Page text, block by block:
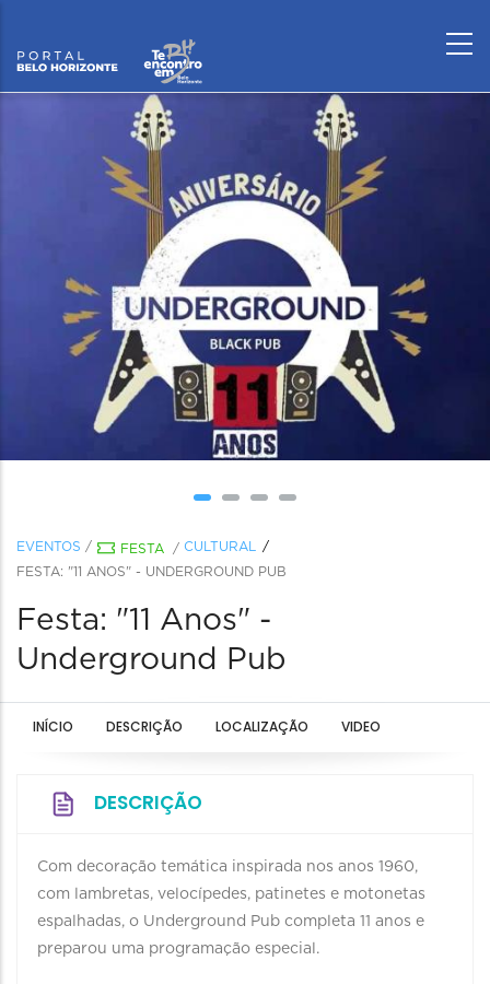
EVENTOS / FESTA / CULTURAL
FESTA: "11 ANOS" - UNDERGROUND PUB
Festa: "11 Anos" -
Underground Pub
INÍCIO DESCRIÇÃO LOCALIZAÇÃO VIDEO
DESCRIÇÃO
Com decoração temática inspirada nos anos 1960,
com lambretas, velocípedes, patinetes e motonetas
espalhadas, o Underground Pub completa 11 anos e
preparou uma programação especial.